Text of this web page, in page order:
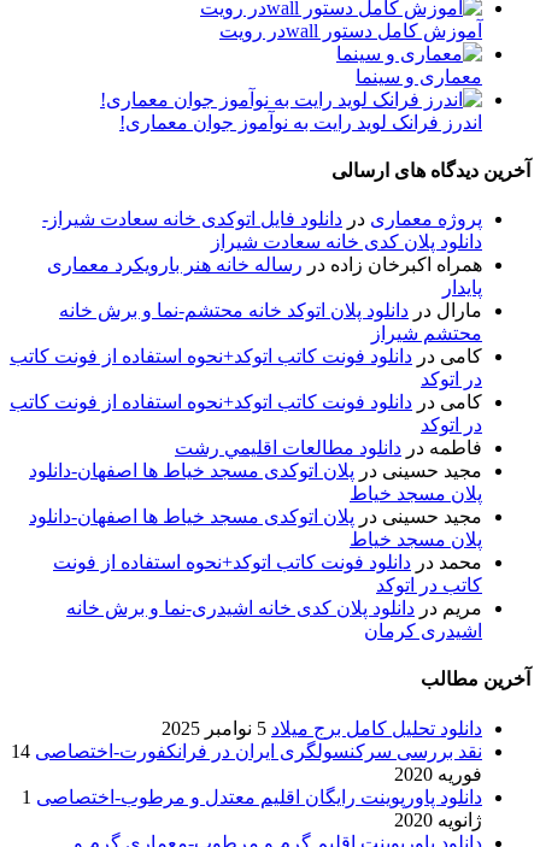
آموزش کامل دستور wallدر رویت
معماری و سینما
اندرز فرانک لوید رایت به نوآموز جوان معماری!
آخرین دیدگاه های ارسالی
پروژه معماری در دانلود فایل اتوکدی خانه سعادت شیراز-
دانلود پلان کدی خانه سعادت شیراز
همراه اکبرخان زاده در رساله خانه هنر بارویکرد معماری
پایدار
مارال در دانلود پلان اتوکد خانه محتشم-نما و برش خانه
محتشم شیراز
کامی در دانلود فونت کاتب اتوکد+نحوه استفاده از فونت کاتب
در اتوکد
کامی در دانلود فونت کاتب اتوکد+نحوه استفاده از فونت کاتب
در اتوکد
فاطمه در دانلود مطالعات اقليمي رشت
مجید حسینی در پلان اتوکدی مسجد خیاط ها اصفهان-دانلود
پلان مسجد خیاط
مجید حسینی در پلان اتوکدی مسجد خیاط ها اصفهان-دانلود
پلان مسجد خیاط
محمد در دانلود فونت کاتب اتوکد+نحوه استفاده از فونت
کاتب در اتوکد
مریم در دانلود پلان کدی خانه اشیدری-نما و برش خانه
اشیدری کرمان
آخرین مطالب
دانلود تحلیل کامل برج میلاد 5 نوامبر 2025
نقد بررسی سرکنسولگری ایران در فرانکفورت-اختصاصی 14
فوریه 2020
دانلود پاورپوینت رایگان اقلیم معتدل و مرطوب-اختصاصی 1
ژانویه 2020
دانلود پاورپوینت اقلیم گرم و مرطوب-معماری گرم و